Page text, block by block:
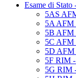
Esame di Stato
5AS
5A AFM
5B AFM
5C AFM
5D AFM
5F RIM
5G RIM